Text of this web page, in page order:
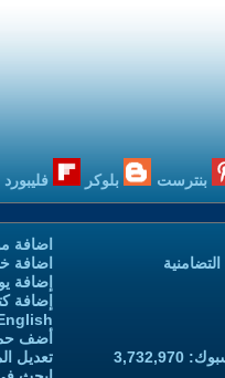
بنترست بلوكر فليبورد
اضافة
اضافة
إضافة
إضافة
أضف
تعديل